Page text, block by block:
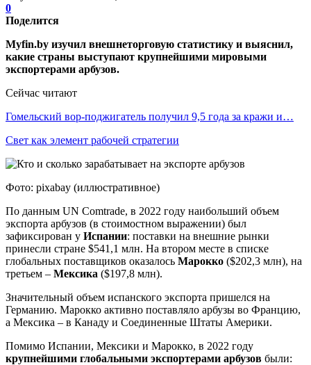
0
Поделится
Myfin.by изучил внешнеторговую статистику и выяснил,
какие страны выступают крупнейшими мировыми
экспортерами арбузов.
Сейчас читают
Гомельский вор-поджигатель получил 9,5 года за кражи и…
Свет как элемент рабочей стратегии
Фото: pixabay (иллюстративное)
По данным UN Comtrade, в 2022 году наибольший объем
экспорта арбузов (в стоимостном выражении) был
зафиксирован у Испании: поставки на внешние рынки
принесли стране $541,1 млн. На втором месте в списке
глобальных поставщиков оказалось Марокко ($202,3 млн), на
третьем – Мексика ($197,8 млн).
Значительный объем испанского экспорта пришелся на
Германию. Марокко активно поставляло арбузы во Францию,
а Мексика – в Канаду и Соединенные Штаты Америки.
Помимо Испании, Мексики и Марокко, в 2022 году
крупнейшими глобальными экспортерами арбузов были: